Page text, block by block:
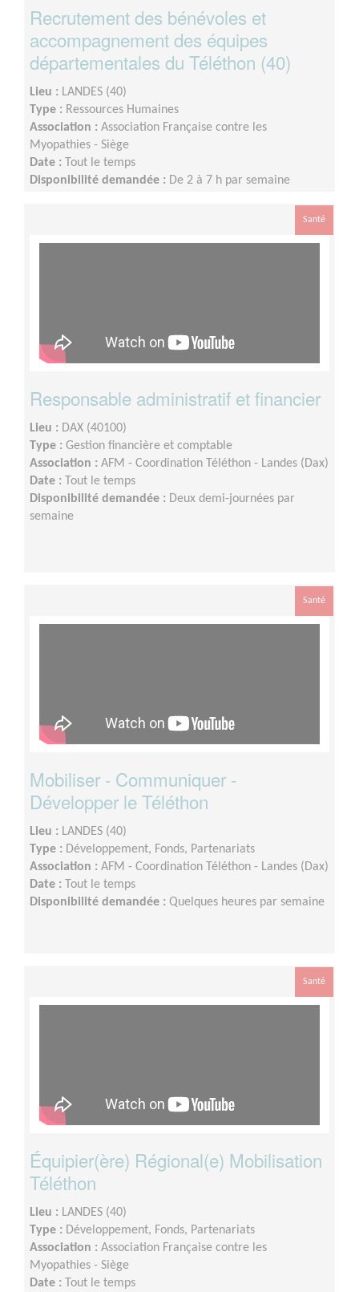
Recrutement des bénévoles et
accompagnement des équipes
départementales du Téléthon (40)
Lieu : LANDES (40)
Type : Ressources Humaines
Association : Association Française contre les
Myopathies - Siège
Date :
Tout le temps
Disponibilité demandée : De 2 à 7 h par semaine
Santé
Responsable administratif et financier
Lieu : DAX (40100)
Type : Gestion financière et comptable
Association : AFM - Coordination Téléthon - Landes (Dax)
Date :
Tout le temps
Disponibilité demandée : Deux demi-journées par
semaine
Santé
Mobiliser - Communiquer -
Développer le Téléthon
Lieu : LANDES (40)
Type : Développement, Fonds, Partenariats
Association : AFM - Coordination Téléthon - Landes (Dax)
Date :
Tout le temps
Disponibilité demandée : Quelques heures par semaine
Santé
Équipier(ère) Régional(e) Mobilisation
Téléthon
Lieu : LANDES (40)
Type : Développement, Fonds, Partenariats
Association : Association Française contre les
Myopathies - Siège
Date :
Tout le temps